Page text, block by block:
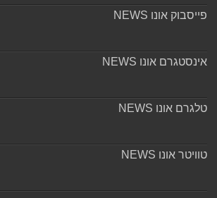
פייסבוק אונו NEWS
אינסטגרם אונו NEWS
טלגרם אונו NEWS
טוויטר אונו NEWS